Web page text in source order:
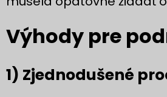
Výhody pre
1) Zjednodušené